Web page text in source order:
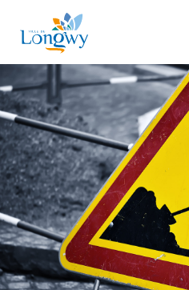
Panneau de gestion des cookies